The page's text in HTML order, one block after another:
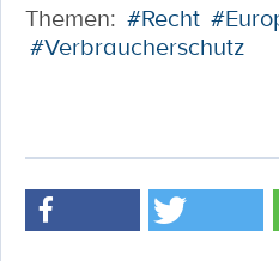
Themen: #Recht
#Verbraucherschutz